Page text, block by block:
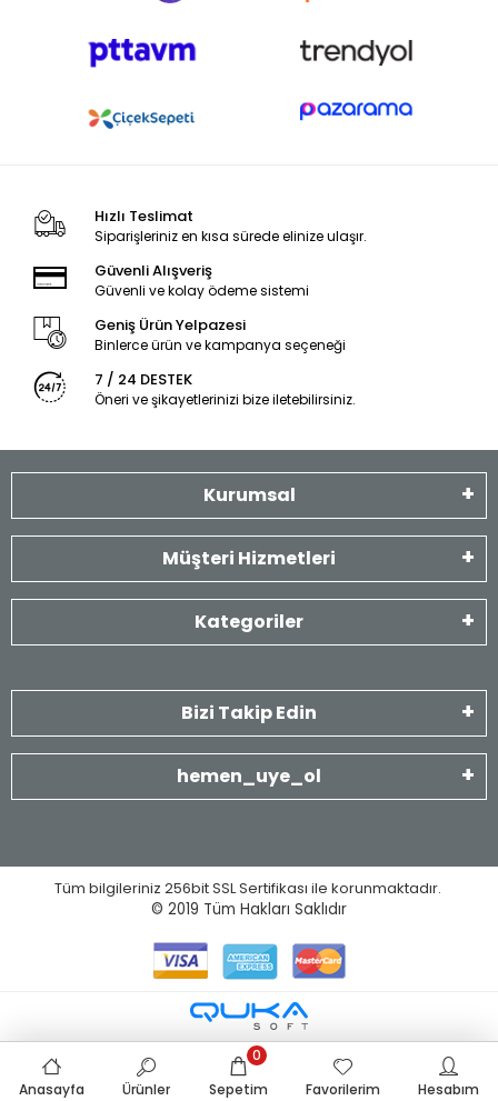
Hızlı Teslimat
Siparişleriniz en kısa sürede elinize ulaşır.
Güvenli Alışveriş
Güvenli ve kolay ödeme sistemi
Geniş Ürün Yelpazesi
Binlerce ürün ve kampanya seçeneği
7 / 24 DESTEK
Öneri ve şikayetlerinizi bize iletebilirsiniz.
Kurumsal
Müşteri Hizmetleri
Kategoriler
Bizi Takip Edin
hemen_uye_ol
Tüm bilgileriniz 256bit SSL Sertifikası ile korunmaktadır.
© 2019 Tüm Hakları Saklıdır
Anasayfa Ürünler Sepetim
0
Favorilerim
Hesabım